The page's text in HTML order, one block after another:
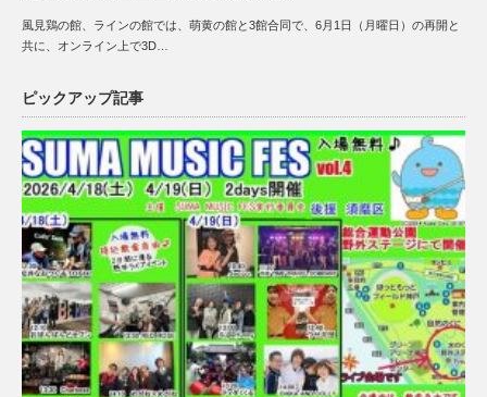
風見鶏の館、ラインの館では、萌黄の館と3館合同で、6月1日（月曜日）の再開と
共に、オンライン上で3D…
ピックアップ記事